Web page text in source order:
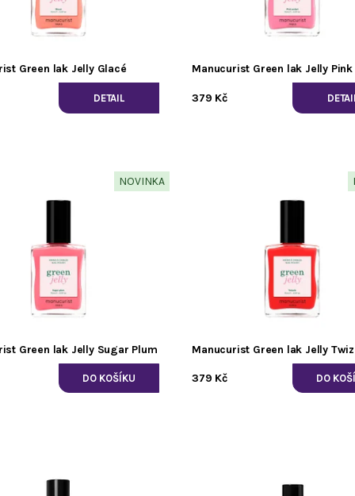
Green lak Jelly Glacé
DETAIL
Manucurist Green lak Jelly
379 Kč
NOVINKA
Green lak Jelly Sugar Plum Manucurist Green lak Jelly
379 Kč